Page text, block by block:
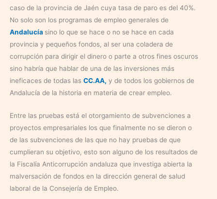
caso de la provincia de Jaén cuya tasa de paro es del 40%.
No solo son los programas de empleo generales de
Andalucía sino lo que se hace o no se hace en cada
provincia y pequeños fondos, al ser una coladera de
corrupción para dirigir el dinero o parte a otros fines oscuros
sino habría que hablar de una de las inversiones más
ineficaces de todas las CC.AA, y de todos los gobiernos de
Andalucía de la historia en materia de crear empleo.
Entre las pruebas está el otorgamiento de subvenciones a
proyectos empresariales los que finalmente no se dieron o
de las subvenciones de las que no hay pruebas de que
cumplieran su objetivo, esto son alguno de los resultados de
la Fiscalía Anticorrupción andaluza que investiga abierta la
malversación de fondos en la dirección general de salud
laboral de la Consejería de Empleo.